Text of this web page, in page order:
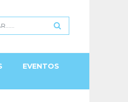
EVENTOS